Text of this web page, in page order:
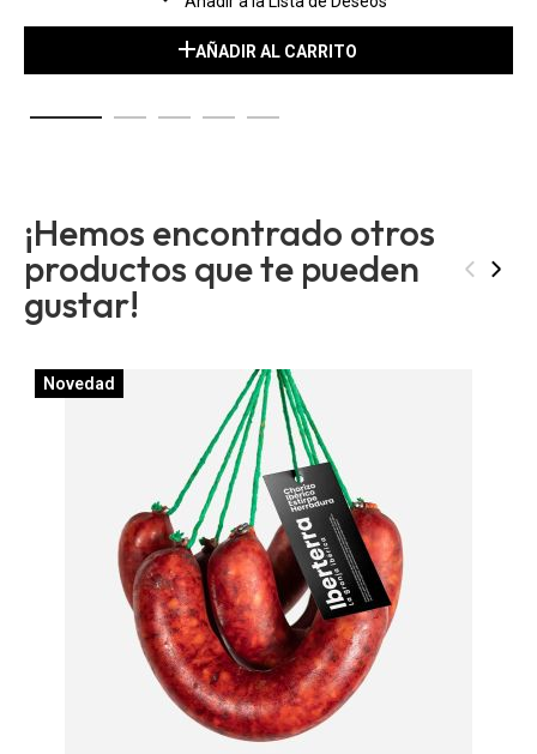
AÑADIR AL CARRITO
¡Hemos encontrado otros
productos que te pueden
gustar!
‹ ›
Novedad